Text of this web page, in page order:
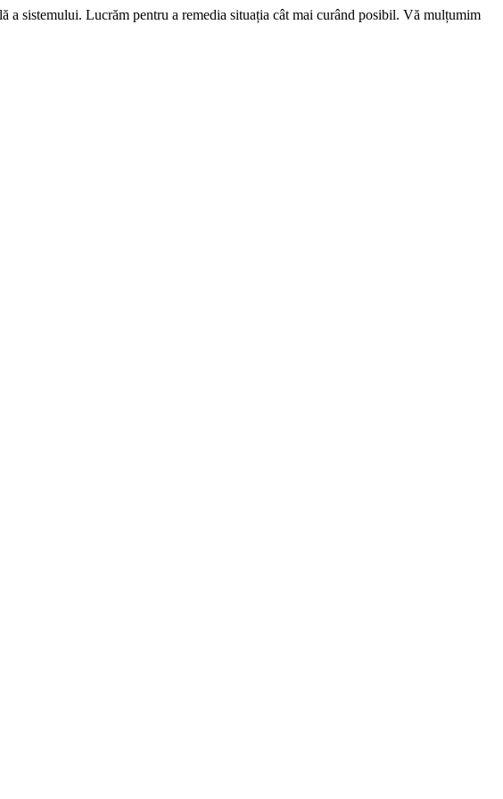
a sistemului. Lucrăm pentru a remedia situația cât mai curând posibil. Vă mulțumim